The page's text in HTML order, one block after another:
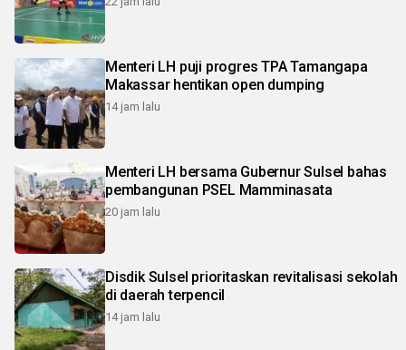
Menteri LH puji progres TPA Tamangapa
Makassar hentikan open dumping
14 jam lalu
Menteri LH bersama Gubernur Sulsel bahas
pembangunan PSEL Mamminasata
20 jam lalu
Disdik Sulsel prioritaskan revitalisasi sekolah
di daerah terpencil
14 jam lalu